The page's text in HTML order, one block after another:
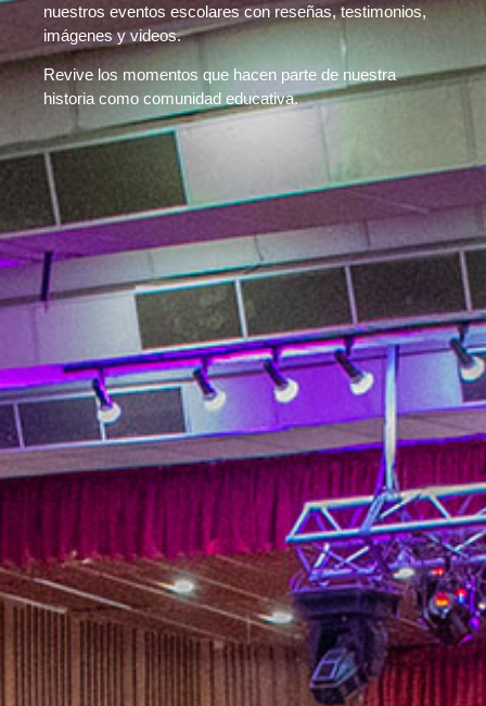
nuestros eventos escolares con reseñas, testimonios,
imágenes y videos.
Revive los momentos que hacen parte de nuestra
historia como comunidad educativa.